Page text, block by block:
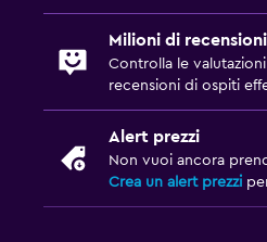
Milioni di recensioni
Controlla le
recensioni di ospiti
Alert prezzi
Non vuoi ancora
Crea un alert prezzi